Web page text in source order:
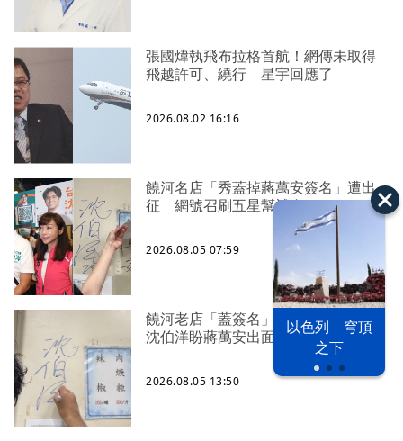
以色列 穹頂
之下
張國煒執飛布拉格首航！網傳未取得
飛越許可、繞行 星宇回應了
2026.08.02 16:16
饒河名店「秀蓋掉蔣萬安簽名」遭出
征 網號召刷五星幫補血
2026.08.05 07:59
饒河老店「蓋簽名」遭灌一星負評
沈伯洋盼蔣萬安出面勸支持者
2026.08.05 13:50